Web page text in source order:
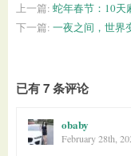
上一篇: 蛇年春节：10天
下一篇: 一夜之间，世界
已有 7 条评论
obaby
February 28th,